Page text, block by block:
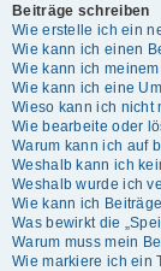
Beiträge schreiben
Wie erstelle ich ein
Wie kann ich einen
Wie kann ich
Wie kann ich eine
Wieso kann ich nicht
Wie bearbeite oder
Warum kann ich auf
Weshalb kann ich
Weshalb wurde ich
Wie kann ich
Was bewirkt die
Warum muss mein
Wie markiere ich ein